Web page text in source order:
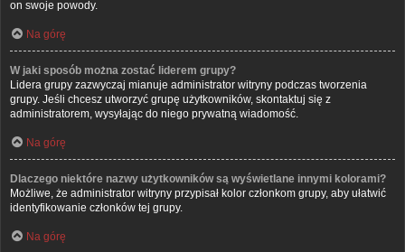
on swoje powody.
Na górę
W jaki sposób można zostać liderem grupy?
Lidera grupy zazwyczaj mianuje administrator witryny podczas tworzenia
grupy. Jeśli chcesz utworzyć grupę użytkowników, skontaktuj się z
administratorem, wysyłając do niego prywatną wiadomość.
Na górę
Dlaczego niektóre nazwy użytkowników są wyświetlane innymi kolorami?
Możliwe, że administrator witryny przypisał kolor członkom grupy, aby ułatwić
identyfikowanie członków tej grupy.
Na górę